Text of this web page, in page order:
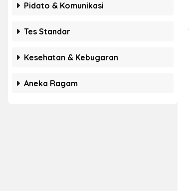
Pidato & Komunikasi
Tes Standar
Kesehatan & Kebugaran
Aneka Ragam